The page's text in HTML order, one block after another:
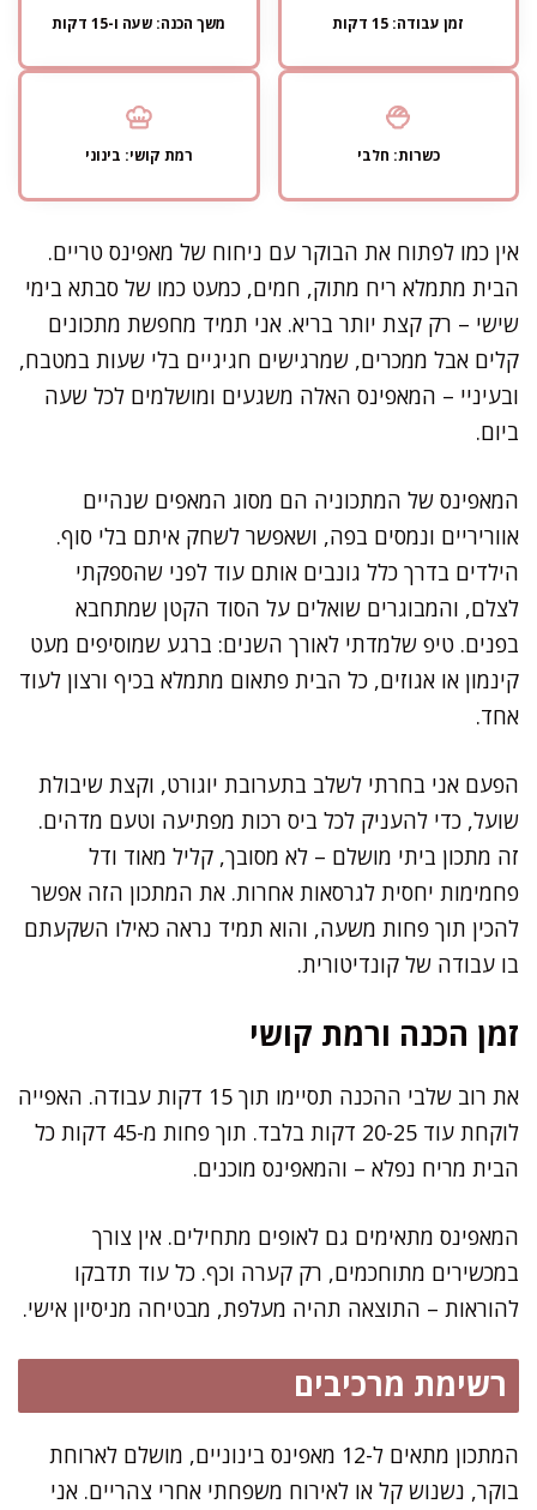
זמן עבודה: 15 דקות משך הכנה: שעה ו-15 דקות
כשרות: חלבי רמת קושי: בינוני
אין כמו לפתוח את הבוקר עם ניחוח של מאפינס טריים.
הבית מתמלא ריח מתוק, חמים, כמעט כמו של סבתא בימי
שישי – רק קצת יותר בריא. אני תמיד מחפשת מתכונים
קלים אבל ממכרים, שמרגישים חגיגיים בלי שעות במטבח,
ובעיניי – המאפינס האלה משגעים ומושלמים לכל שעה
ביום.
המאפינס של המתכוניה הם מסוג המאפים שנהיים
אווריריים ונמסים בפה, ושאפשר לשחק איתם בלי סוף.
הילדים בדרך כלל גונבים אותם עוד לפני שהספקתי
לצלם, והמבוגרים שואלים על הסוד הקטן שמתחבא
בפנים. טיפ שלמדתי לאורך השנים: ברגע שמוסיפים מעט
קינמון או אגוזים, כל הבית פתאום מתמלא בכיף ורצון לעוד
אחד.
הפעם אני בחרתי לשלב בתערובת יוגורט, וקצת שיבולת
שועל, כדי להעניק לכל ביס רכות מפתיעה וטעם מדהים.
זה מתכון ביתי מושלם – לא מסובך, קליל מאוד ודל
פחמימות יחסית לגרסאות אחרות. את המתכון הזה אפשר
להכין תוך פחות משעה, והוא תמיד נראה כאילו השקעתם
בו עבודה של קונדיטורית.
זמן הכנה ורמת קושי
את רוב שלבי ההכנה תסיימו תוך 15 דקות עבודה. האפייה
לוקחת עוד 20-25 דקות בלבד. תוך פחות מ-45 דקות כל
הבית מריח נפלא – והמאפינס מוכנים.
המאפינס מתאימים גם לאופים מתחילים. אין צורך
במכשירים מתוחכמים, רק קערה וכף. כל עוד תדבקו
להוראות – התוצאה תהיה מעלפת, מבטיחה מניסיון אישי.
רשימת מרכיבים
המתכון מתאים ל-12 מאפינס בינוניים, מושלם לארוחת
בוקר, נשנוש קל או לאירוח משפחתי אחרי צהריים. אני